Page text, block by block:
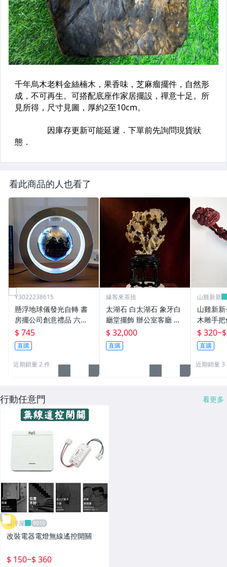
看此商品的人也看了
Y3022238615
懸浮地球儀發光自轉 書
房擺公司創意禮品 六一
禮物 商務禮品
$ 745
直購
近期銷量 2 件
緣客來茶捨
太湖石 白太湖石 象牙白
廳堂擺飾 辦公室客廳 高
62cm
$ 32,000
直購
山雞新新
山雞新
木雕手
身盤玩
擺設
$ 320~
直購
近期銷量 3
行動任意門 看更多
雁渟屋
改裝電器電燈無線遙控開關
$ 150~$ 360